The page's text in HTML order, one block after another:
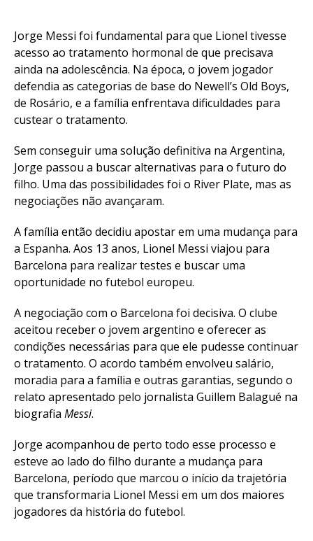
Jorge Messi foi fundamental para que Lionel tivesse
acesso ao tratamento hormonal de que precisava
ainda na adolescência. Na época, o jovem jogador
defendia as categorias de base do Newell’s Old Boys,
de Rosário, e a família enfrentava dificuldades para
custear o tratamento.
Sem conseguir uma solução definitiva na Argentina,
Jorge passou a buscar alternativas para o futuro do
filho. Uma das possibilidades foi o River Plate, mas as
negociações não avançaram.
A família então decidiu apostar em uma mudança para
a Espanha. Aos 13 anos, Lionel Messi viajou para
Barcelona para realizar testes e buscar uma
oportunidade no futebol europeu.
A negociação com o Barcelona foi decisiva. O clube
aceitou receber o jovem argentino e oferecer as
condições necessárias para que ele pudesse continuar
o tratamento. O acordo também envolveu salário,
moradia para a família e outras garantias, segundo o
relato apresentado pelo jornalista Guillem Balagué na
biografia Messi.
Jorge acompanhou de perto todo esse processo e
esteve ao lado do filho durante a mudança para
Barcelona, período que marcou o início da trajetória
que transformaria Lionel Messi em um dos maiores
jogadores da história do futebol.